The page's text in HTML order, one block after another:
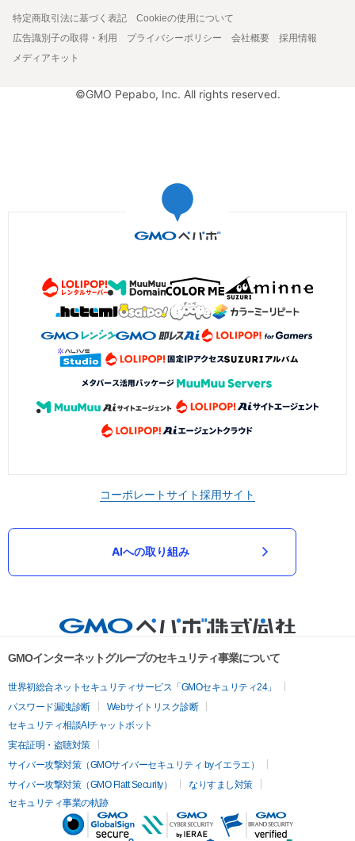
特定商取引法に基づく表記
Cookieの使用について
広告識別子の取得・利用
プライバシーポリシー 会社概要
採用情報
メディアキット
©GMO Pepabo, Inc. All rights reserved.
コーポレートサイト採用サイト
AIへの取り組み
GMOインターネットグループのセキュリティ事業について
世界初総合ネットセキュリティサービス「GMOセキュリティ24」
パスワード漏洩診断
Webサイトリスク診断
セキュリティ相談AIチャットボット
実在証明・盗聴対策
サイバー攻撃対策（GMOサイバーセキュリティ byイエラエ）
サイバー攻撃対策（GMO Flatt Security）
なりすまし対策
セキュリティ事業の軌跡